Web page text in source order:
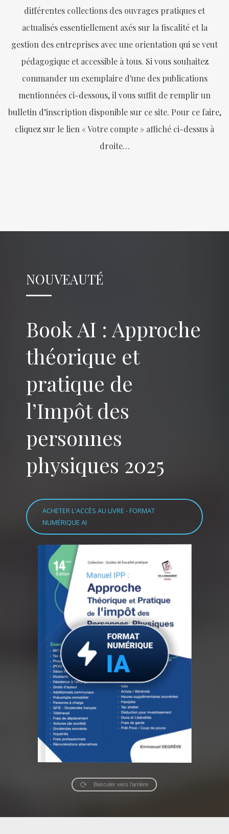
différentes collections des ouvrages pratiques et
actualisés essentiellement axés sur la fiscalité et la
gestion des entreprises avec une orientation qui se veut
pédagogique et accessible à tous. Si vous souhaitez
commander un exemplaire d'une des publications
mentionnées ci-dessous, il vous suffit de remplir un
bulletin d’inscription disponible sur ce site. Pour ce faire,
cliquez sur le lien « Votre compte » affiché ci-dessus à
droite…
NOUVEAUTÉ
Book AI : Approche
théorique et
pratique de
l’Impôt des
personnes
physiques 2025
ACHETER L'ACCÈS AU LIVRE - FORMAT
NUMÉRIQUE AI
Basculer vers l’arrière